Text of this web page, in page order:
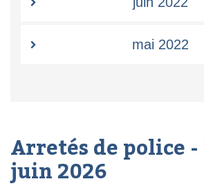
mai 2022
Arretés de police -
juin 2026